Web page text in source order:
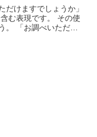
だけますでしょうか」
む表現です。 その使
。 「お調べいただけ